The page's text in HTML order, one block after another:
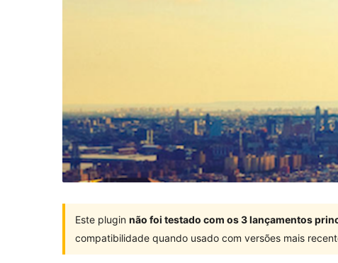
Este plugin não foi testado com os 3 lançamentos
compatibilidade quando usado com versões mais